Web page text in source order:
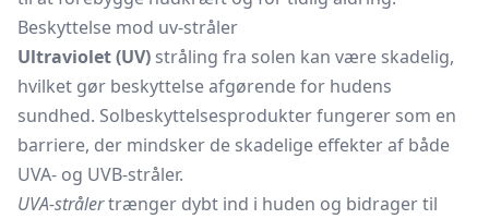
Beskyttelse mod uv-stråler
Ultraviolet (UV) stråling fra solen kan være skadelig,
hvilket gør beskyttelse afgørende for hudens
sundhed. Solbeskyttelsesprodukter fungerer som en
barriere, der mindsker de skadelige effekter af både
UVA- og UVB-stråler.
UVA-strålertrænger dybt ind i huden og bidrager til